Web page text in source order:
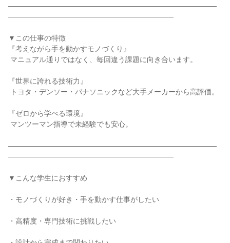
―――――――――――――――――――――――――――――
―――――――――――――――――――――――
▼この仕事の特徴
『考えながら手を動かすモノづくり』
『世界に誇れる技術力』
『ゼロから学べる環境』
―――――――――――――――――――――――――――――
―――――――――――――――――――――――
▼こんな学生におすすめ
・モノづくりが好き・手を動かす仕事がしたい
・高精度・専門技術に挑戦したい